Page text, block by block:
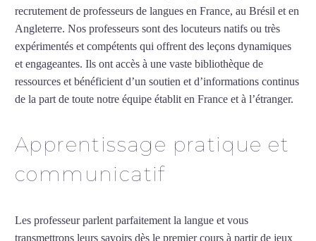
recrutement de professeurs de langues en France, au Brésil et en
Angleterre. Nos professeurs sont des locuteurs natifs ou très
expérimentés et compétents qui offrent des leçons dynamiques
et engageantes. Ils ont accès à une vaste bibliothèque de
ressources et bénéficient d’un soutien et d’informations continus
de la part de toute notre équipe établit en France et à l’étranger.
Apprentissage pratique et
communicatif
Les professeur parlent parfaitement la langue et vous
transmettrons leurs savoirs dès le premier cours à partir de jeux